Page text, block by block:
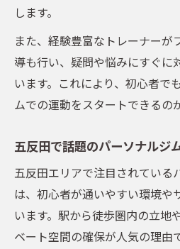
fividで運動習慣が身に
パーソナルジム初心者
専門トレーナーが導く正し
パーソナルジムで学
要性
初心者にもわかりや
五反田で評判のトレー
します。
また、経験豊富なトレーナーが
導も行い、疑問や悩みにすぐに
います。これにより、初心者で
ムでの運動をスタートできるの
五反田で話題のパーソナルジ
五反田エリアで注目されている
は、初心者が通いやすい環境や
います。駅から徒歩圏内の立地
ベート空間の確保が人気の理由